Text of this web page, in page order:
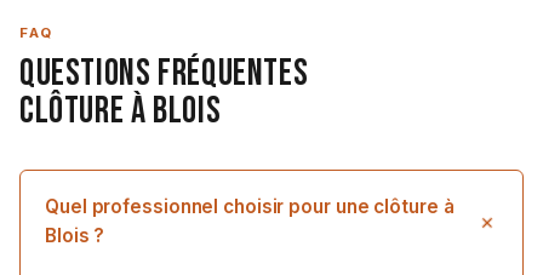
FAQ
Questions Fréquentes
Clôture à Blois
Quel professionnel choisir pour une clôture à
Blois ?